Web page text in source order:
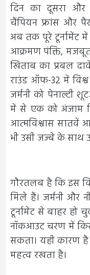
दिन का दूसरा और
चैंपियन फ्रांस और
अब तक पूरे टूर्नामेंट में
आक्रमण पंक्ति,
खिताब का प्रबल
राउंड ऑफ-32 में
जर्मनी को पेनाल्टी
में से एक को अंजाम
आत्मविश्वास सातवें
भी उसी जज्बे के साथ
गौरतलब है कि इस
मिले हैं। जर्मनी और
टूर्नामेंट से बाहर
नॉकआउट चरण में
सकता। यही कारण
महत्व रखता है।